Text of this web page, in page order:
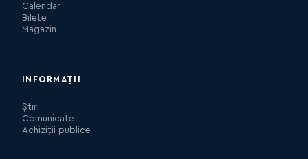
Calendar
Bilete
Magazin
INFORMAȚII
Știri
Comunicate
Achiziții publice